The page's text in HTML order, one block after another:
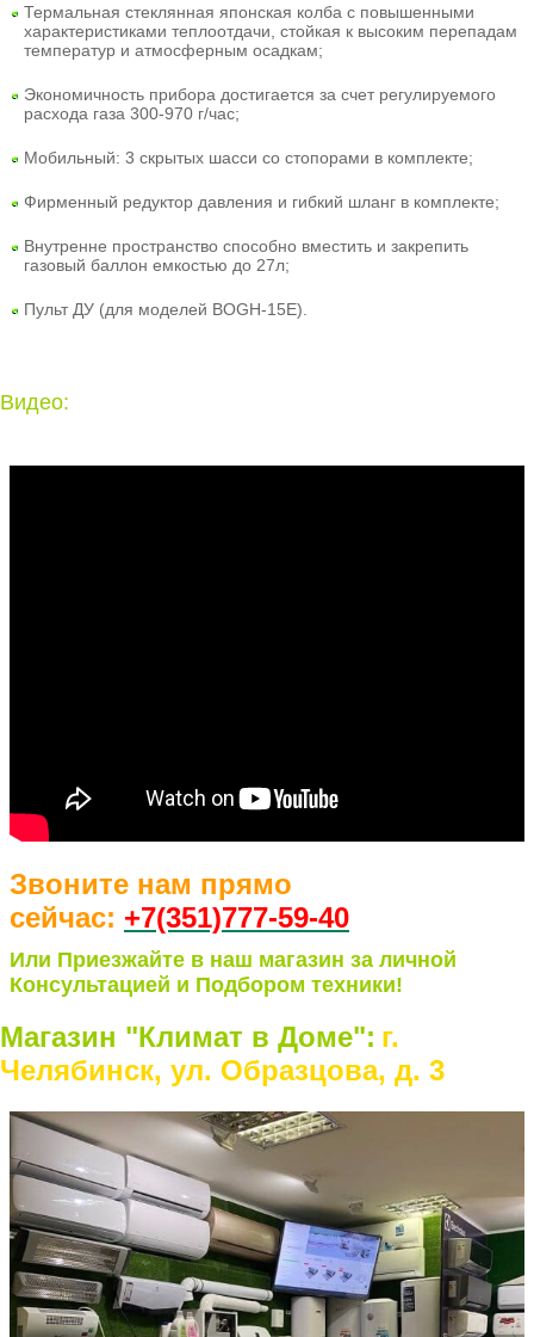
Термальная стеклянная японская колба с повышенными
характеристиками теплоотдачи, стойкая к высоким перепадам
температур и атмосферным осадкам;
Экономичность прибора достигается за счет регулируемого
расхода газа 300-970 г/час;
Мобильный: 3 скрытых шасси со стопорами в комплекте;
Фирменный редуктор давления и гибкий шланг в комплекте;
Внутренне пространство способно вместить и закрепить
газовый баллон емкостью до 27л;
Пульт ДУ (для моделей BOGH-15E).
Видео:
Звоните нам прямо
сейчас: +7(351)777-59-40
Или Приезжайте в наш магазин за личной
Консультацией и Подбором техники!
Магазин "Климат в Доме": г.
Челябинск, ул. Образцова, д. 3